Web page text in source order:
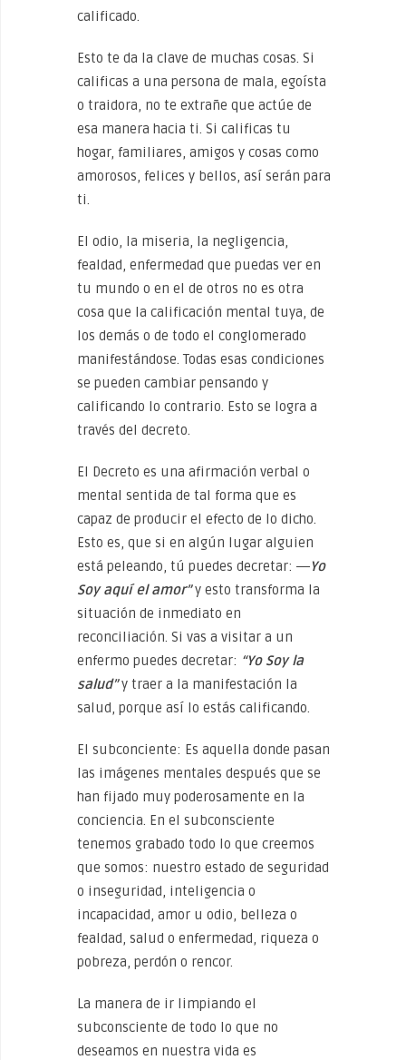
calificado.
Esto te da la clave de muchas cosas. Si
calificas a una persona de mala, egoísta
o traidora, no te extrañe que actúe de
esa manera hacia ti. Si calificas tu
hogar, familiares, amigos y cosas como
amorosos, felices y bellos, así serán para
ti.
El odio, la miseria, la negligencia,
fealdad, enfermedad que puedas ver en
tu mundo o en el de otros no es otra
cosa que la calificación mental tuya, de
los demás o de todo el conglomerado
manifestándose. Todas esas condiciones
se pueden cambiar pensando y
calificando lo contrario. Esto se logra a
través del decreto.
El Decreto es una afirmación verbal o
mental sentida de tal forma que es
capaz de producir el efecto de lo dicho.
Esto es, que si en algún lugar alguien
está peleando, tú puedes decretar: ―Yo
Soy aquí el amor”y esto transforma la
situación de inmediato en
reconciliación. Si vas a visitar a un
enfermo puedes decretar: “Yo Soy la
salud”y traer a la manifestación la
salud, porque así lo estás calificando.
El subconciente: Es aquella donde pasan
las imágenes mentales después que se
han fijado muy poderosamente en la
conciencia. En el subconsciente
tenemos grabado todo lo que creemos
que somos: nuestro estado de seguridad
o inseguridad, inteligencia o
incapacidad, amor u odio, belleza o
fealdad, salud o enfermedad, riqueza o
pobreza, perdón o rencor.
La manera de ir limpiando el
subconsciente de todo lo que no
deseamos en nuestra vida es